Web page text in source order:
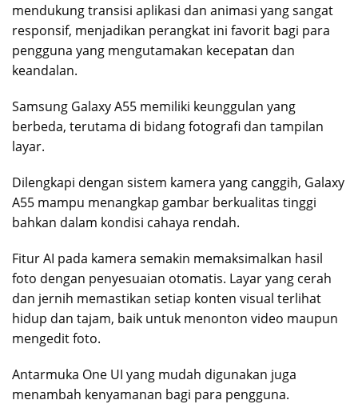
mendukung transisi aplikasi dan animasi yang sangat
responsif, menjadikan perangkat ini favorit bagi para
pengguna yang mengutamakan kecepatan dan
keandalan.
Samsung Galaxy A55 memiliki keunggulan yang
berbeda, terutama di bidang fotografi dan tampilan
layar.
Dilengkapi dengan sistem kamera yang canggih, Galaxy
A55 mampu menangkap gambar berkualitas tinggi
bahkan dalam kondisi cahaya rendah.
Fitur AI pada kamera semakin memaksimalkan hasil
foto dengan penyesuaian otomatis. Layar yang cerah
dan jernih memastikan setiap konten visual terlihat
hidup dan tajam, baik untuk menonton video maupun
mengedit foto.
Antarmuka One UI yang mudah digunakan juga
menambah kenyamanan bagi para pengguna.